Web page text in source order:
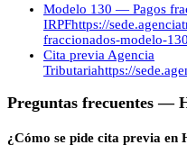
Modelo 130 — Pagos
IRPFhttps://
fraccionados-modelo-
Cita previa Agencia
Tributariahttps://
Preguntas frecuentes —
¿Cómo se pide cita previa en